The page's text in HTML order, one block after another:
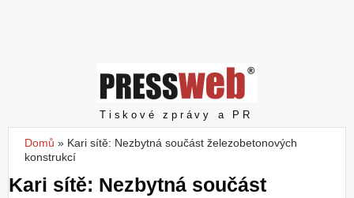
č
e
Pressweb
Tiskové zprávy a PR
Jste zde
Domů » Kari sítě: Nezbytná součást železobetonových
konstrukcí
Kari sítě: Nezbytná součást